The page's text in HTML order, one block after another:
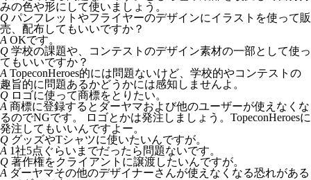
みの色や形にして使いましょう。
Q パンフレットやフライヤーのデザインにイラストを使って販
売、配布してもいいですか？
A OKです。
Q 学校の課題や、コンテストのデザイン素材の一部として使っ
てもいいですか？
A TopeconHeroes的には問題ないけど、学校的やコンテストの
趣旨的に問題あるかどうかには感知しませんよ。
Q ロゴに使って商標をとりたい。
A 商標に登録するとダーヤマおよび他のユーザーが使えなくな
るのでNGです。 ロゴとかは発注しましょう。TopeconHeroesに
発注してもいいんですよー。
Q グッズやTシャツに使いたいんですが。
A 1社5点ぐらいまでだったら問題ないです。
Q 著作権をクライアントに譲渡したいんですが。
A ダーヤマその他のデザイナーさんが使えなくなる恐れがある